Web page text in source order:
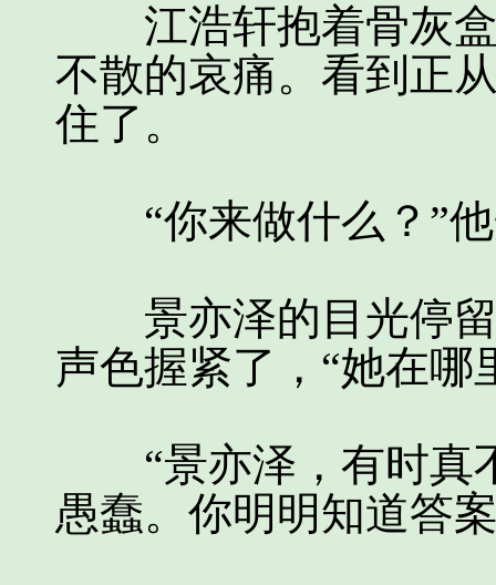
江浩轩抱着骨灰盒
不散的哀痛。看到正
住了。
“你来做什么？”他
景亦泽的目光停留
声色握紧了，“她在哪
“景亦泽，有时真
愚蠢。你明明知道答